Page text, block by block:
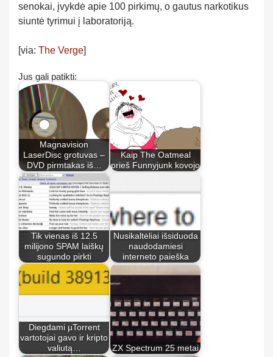
senokai, įvykdė apie 100 pirkimų, o gautus narkotikus
siuntė tyrimui į laboratoriją.
[via: The Verge]
Jus gali patikti:
Magnavision
LaserDisc grotuvas –
DVD pirmtakas iš…
Kaip The Oatmeal
prieš Funnyjunk kovojo
Tik vienas iš 12.5
milijono SPAM laiškų
sugundo pirkti
Nusikaltėliai išsiduoda
naudodamiesi
interneto paieška
Diegdami µTorrent
vartotojai gavo ir kripto
valiutą…
ZX Spectrum 25 metai